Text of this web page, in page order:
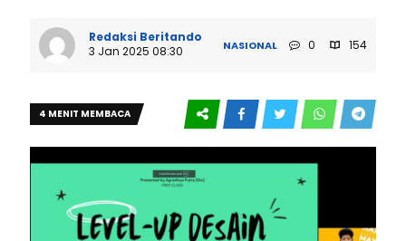
Redaksi Beritando
3 Jan 2025 08:30
NASIONAL 0 154
4 MENIT MEMBACA